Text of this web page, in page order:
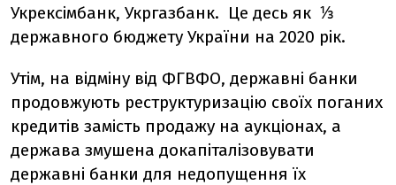
Укрексімбанк, Укргазбанк. Це десь як ⅓
державного бюджету України на 2020 рік.
Утім, на відміну від ФГВФО, державні банки
продовжують реструктуризацію своїх поганих
кредитів замість продажу на аукціонах, а
держава змушена докапіталізовувати
державні банки для недопущення їх